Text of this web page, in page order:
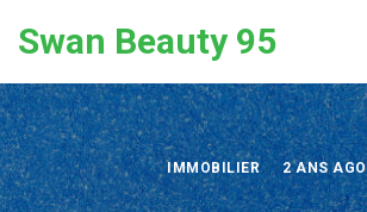
Swan Beauty 95
IMMOBILIER 2 ANS AGO